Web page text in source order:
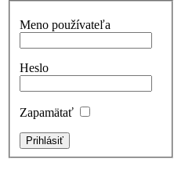
Meno používateľa
Heslo
Zapamätať